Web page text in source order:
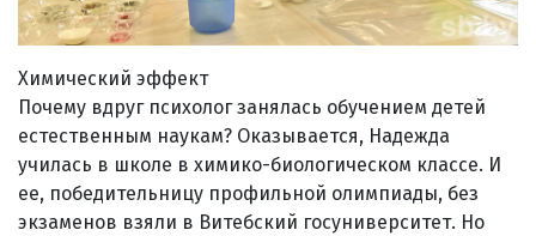
Химический эффект
Почему вдруг психолог занялась обучением детей
естественным наукам? Оказывается, Надежда
училась в школе в химико-биологическом классе. И
ее, победительницу профильной олимпиады, без
экзаменов взяли в Витебский госуниверситет. Но